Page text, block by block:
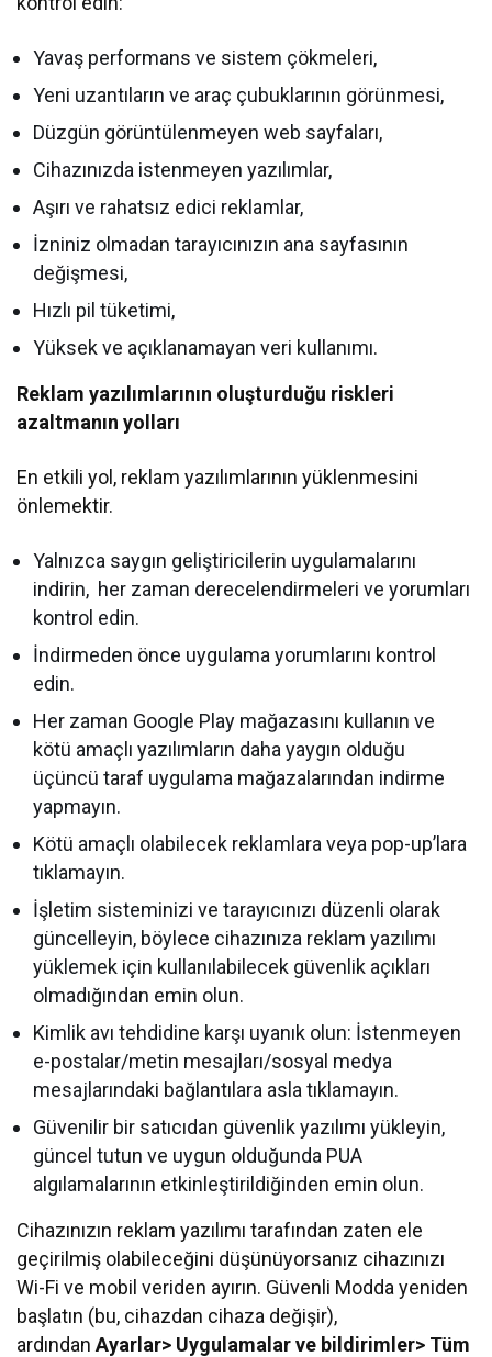
Yavaş performans ve sistem çökmeleri,
Yeni uzantıların ve araç çubuklarının görünmesi,
Düzgün görüntülenmeyen web sayfaları,
Cihazınızda istenmeyen yazılımlar,
Aşırı ve rahatsız edici reklamlar,
İzniniz olmadan tarayıcınızın ana sayfasının
değişmesi,
Hızlı pil tüketimi,
Yüksek ve açıklanamayan veri kullanımı.
Reklam yazılımlarının oluşturduğu riskleri
azaltmanın yolları
En etkili yol, reklam yazılımlarının yüklenmesini
önlemektir.
Yalnızca saygın geliştiricilerin uygulamalarını
indirin, her zaman derecelendirmeleri ve yorumları
kontrol edin.
İndirmeden önce uygulama yorumlarını kontrol
edin.
Her zaman Google Play mağazasını kullanın ve
kötü amaçlı yazılımların daha yaygın olduğu
üçüncü taraf uygulama mağazalarından indirme
yapmayın.
Kötü amaçlı olabilecek reklamlara veya pop-up’lara
tıklamayın.
İşletim sisteminizi ve tarayıcınızı düzenli olarak
güncelleyin, böylece cihazınıza reklam yazılımı
yüklemek için kullanılabilecek güvenlik açıkları
olmadığından emin olun.
Kimlik avı tehdidine karşı uyanık olun: İstenmeyen
e-postalar/metin mesajları/sosyal medya
mesajlarındaki bağlantılara asla tıklamayın.
Güvenilir bir satıcıdan güvenlik yazılımı yükleyin,
güncel tutun ve uygun olduğunda PUA
algılamalarının etkinleştirildiğinden emin olun.
Cihazınızın reklam yazılımı tarafından zaten ele
geçirilmiş olabileceğini düşünüyorsanız cihazınızı
Wi-Fi ve mobil veriden ayırın. Güvenli Modda yeniden
başlatın (bu, cihazdan cihaza değişir),
ardındanAyarlar> Uygulamalar ve bildirimler> Tüm